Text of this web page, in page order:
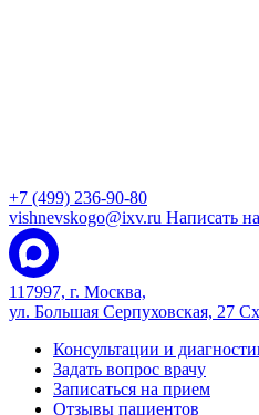
+7 (499) 236-90-80
vishnevskogo@ixv.ru Написать
117997, г. Москва,
ул. Большая Серпуховская, 27
Консультации и
Задать вопрос врачу
Записаться на прием
Отзывы пациентов